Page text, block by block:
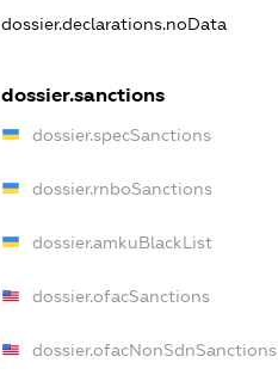
dossier.declarations.noData
dossier.sanctions
dossier.specSanctions
dossier.rnboSanctions
dossier.amkuBlackList
dossier.ofacSanctions
dossier.ofacNonSdnSanctions